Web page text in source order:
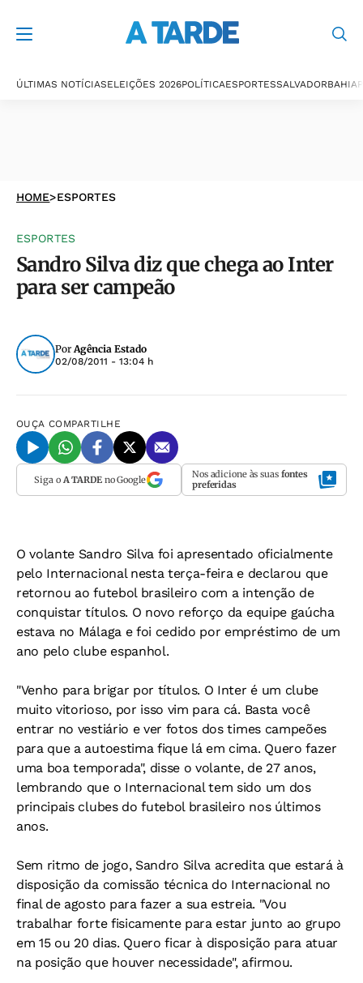
ÚLTIMAS NOTÍCIASELEIÇÕES 2026POLÍTICAESPORTESSALVADORBAHIA
HOME>ESPORTES
ESPORTES
Sandro Silva diz que chega ao Inter
para ser campeão
PorAgência Estado
02/08/2011 - 13:04 h
OUÇA COMPARTILHE
Siga o A TARDEno Google Nos adicione às suas fontes
preferidas
O volante Sandro Silva foi apresentado oficialmente
pelo Internacional nesta terça-feira e declarou que
retornou ao futebol brasileiro com a intenção de
conquistar títulos. O novo reforço da equipe gaúcha
estava no Málaga e foi cedido por empréstimo de um
ano pelo clube espanhol.
"Venho para brigar por títulos. O Inter é um clube
muito vitorioso, por isso vim para cá. Basta você
entrar no vestiário e ver fotos dos times campeões
para que a autoestima fique lá em cima. Quero fazer
uma boa temporada", disse o volante, de 27 anos,
lembrando que o Internacional tem sido um dos
principais clubes do futebol brasileiro nos últimos
anos.
Sem ritmo de jogo, Sandro Silva acredita que estará à
disposição da comissão técnica do Internacional no
final de agosto para fazer a sua estreia. "Vou
trabalhar forte fisicamente para estar junto ao grupo
em 15 ou 20 dias. Quero ficar à disposição para atuar
na posição que houver necessidade", afirmou.